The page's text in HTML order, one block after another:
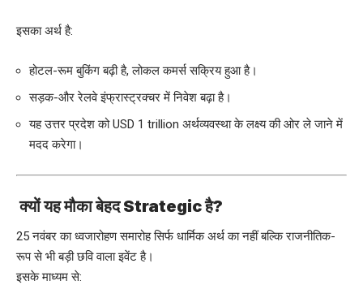
इसका अर्थ है:
होटल-रूम बुकिंग बढ़ी है, लोकल कमर्स सक्रिय हुआ है।
सड़क-और रेलवे इंफ्रास्ट्रक्चर में निवेश बढ़ा है।
यह उत्तर प्रदेश को USD 1 trillion अर्थव्यवस्था के लक्ष्य की ओर ले जाने में
मदद करेगा।
क्यों यह मौका बेहद Strategic है?
25 नवंबर का ध्वजारोहण समारोह सिर्फ धार्मिक अर्थ का नहीं बल्कि राजनीतिक-
रूप से भी बड़ी छवि वाला इवेंट है।
इसके माध्यम से: